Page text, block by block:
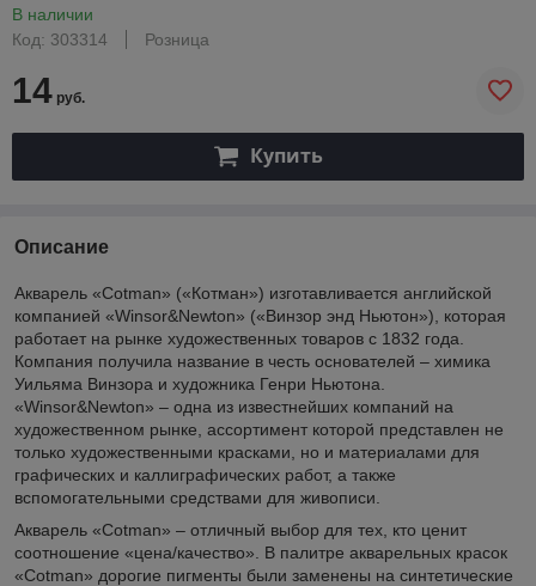
В наличии
Код: 303314
Розница
14 руб.
Купить
Описание
Акварель «Cotman» («Котман») изготавливается английской
компанией «Winsor&Newton» («Винзор энд Ньютон»), которая
работает на рынке художественных товаров с 1832 года.
Компания получила название в честь основателей – химика
Уильяма Винзора и художника Генри Ньютона.
«Winsor&Newton» – одна из известнейших компаний на
художественном рынке, ассортимент которой представлен не
только художественными красками, но и материалами для
графических и каллиграфических работ, а также
вспомогательными средствами для живописи.
Акварель «Cotman» – отличный выбор для тех, кто ценит
соотношение «цена/качество». В палитре акварельных красок
«Cotman» дорогие пигменты были заменены на синтетические